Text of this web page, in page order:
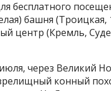
бесплатного
башня (Троицкая,
центр (Кремль,
через Великий
конный